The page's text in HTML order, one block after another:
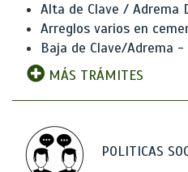
Alta de Clave / Adrema
Arreglos varios en
Baja de Clave/Adrema -
MÁS TRÁMITES
POLITICAS